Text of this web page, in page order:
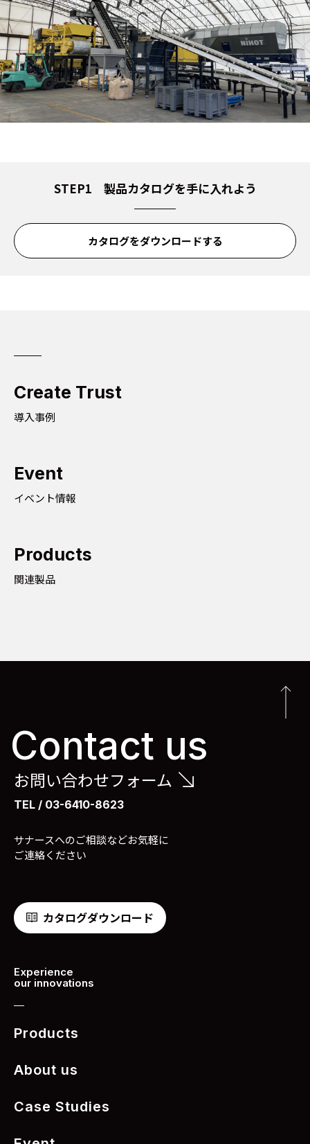
STEP1 製品カタログを手に入れよう
カタログをダウンロードする
Create Trust
導入事例
Event
イベント情報
Products
関連製品
Contact us
お問い合わせフォーム
TEL / 03-6410-8623
サナースへのご相談などお気軽に
ご連絡ください
Experience
our innovations
Products
About us
Case Studies
カタログダウンロード